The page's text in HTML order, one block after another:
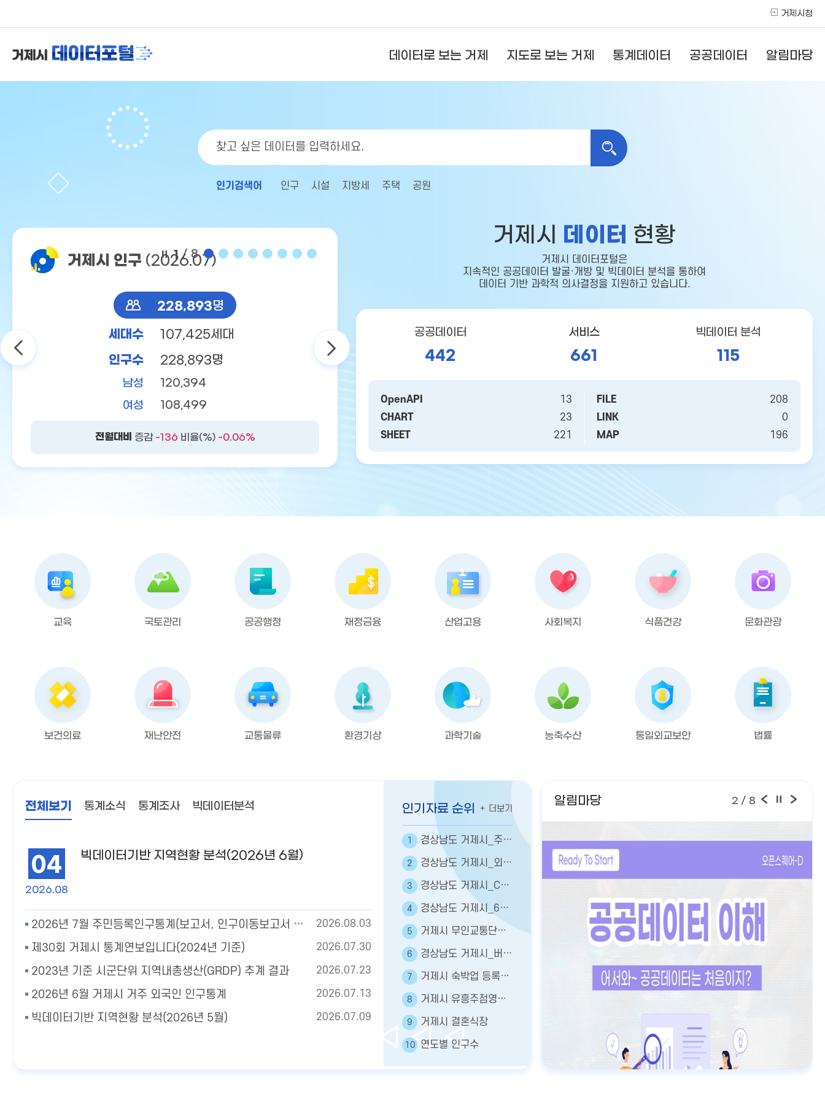
거제시청
데이터로 보는 거제 지도로 보는 거제 통계데이터 공공데이터 알림마당
인기검색어 인구 시설 지방세 주택 공원
거제시 인구 (2026.07)
228,893명
세대수
107,425세대
인구수
228,893명
남성
120,394
여성
108,499
전월대비 증감 -136 비율(%) -0.06%
1 / 8
거제시 데이터 현황
거제시 데이터포털은
지속적인 공공데이터 발굴·개방 및 빅데이터 분석을 통하여
데이터 기반 과학적 의사결정을 지원하고 있습니다.
공공데이터
442
서비스
661
빅데이터 분석
115
OpenAPI 13 FILE
208
CHART
23 LINK
0
SHEET
221 MAP 196
교육 국토관리 공공행정 재정금융 산업고용 사회복지 식품건강 문화관광
보건의료 재난안전 교통물류 환경기상 과학기술 농축수산 통일외교보안 법률
전체보기 통계소식 통계조사 빅데이터분석
04
2026.08
빅데이터기반 지역현황 분석(2026년 6월)
2026년 7월 주민등록인구통계(보고서, 인구이동보고서 포함) 2026.08.03
제30회 거제시 통계연보입니다(2024년 기준) 2026.07.30
2023년 기준 시군단위 지역내총생산(GRDP) 추계 결과 2026.07.23
2026년 6월 거제시 거주 외국인 인구통계 2026.07.13
빅데이터기반 지역현황 분석(2026년 5월) 2026.07.09
인기자료 순위
1 경상남도 거제시_주민등록인구현황
2 경상남도 거제시_외국인주민현황
3 경상남도 거제시_CCTV현황
4 경상남도 거제시_65세이상인구
5 거제시 무인교통단속카메라표준데이터
6 경상남도 거제시_버스 정보
7 거제시 숙박업 등록현황
8 거제시 유흥주점영업 - 인허가
9 거제시 결혼식장
10 연도별 인구수
더보기
알림마당 2 / 8